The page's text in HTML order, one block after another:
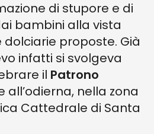
di stupore e di
bambini alla vista
proposte. Già
infatti si svolgeva
il Patrono
all’odierna, nella zona
Cattedrale di Santa